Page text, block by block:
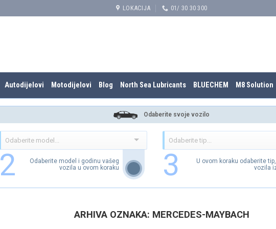
LOKACIJA 01/ 30 30 300
Autodijelovi Motodijelovi Blog North Sea Lubricants BLUECHEM M8 Solution
Odaberite svoje vozilo
2
Odaberite model i godinu vašeg
vozila u ovom koraku
3
U ovom koraku odaberite
vozila
ARHIVA OZNAKA: MERCEDES-MAYBACH